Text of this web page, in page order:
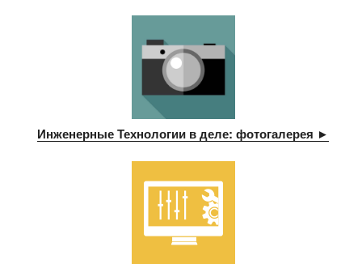
Инженерные Технологии в деле: фотогалерея ►